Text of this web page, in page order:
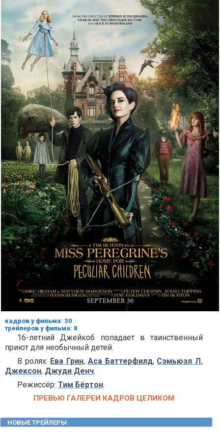
кадров у фильма: 30
трейлеров у фильма: 8
16-летний Джейкоб попадает в таинственный
приют для необычный детей.
В ролях: Ева Грин, Аса Баттерфилд, Сэмьюэл Л.
Джексон, Джуди Денч.
Режиссёр: Тим Бёртон.
ПРЕВЬЮ ГАЛЕРЕИ КАДРОВ ЦЕЛИКОМ
НОВЫЕ ТРЕЙЛЕРЫ: